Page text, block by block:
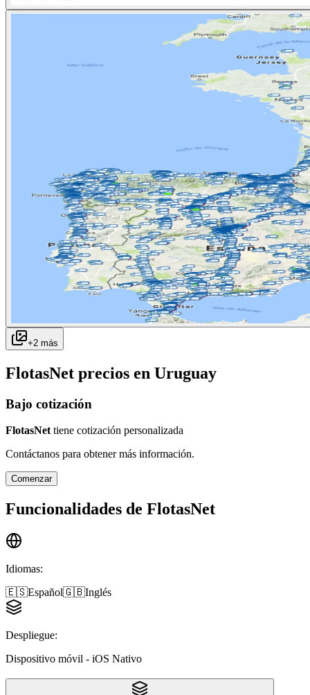
+2 más
FlotasNet precios en Uruguay
Bajo cotización
FlotasNet tiene cotización personalizada
Contáctanos para obtener más información.
Comenzar
Funcionalidades de FlotasNet
Idiomas:
🇪🇸Español🇬🇧Inglés
Despliegue:
Dispositivo móvil - iOS Nativo